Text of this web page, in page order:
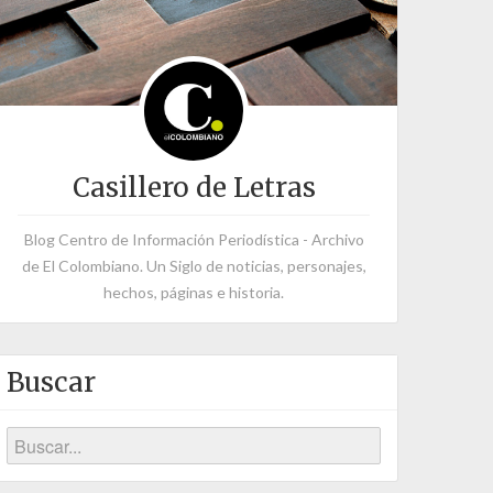
Casillero de Letras
Blog Centro de Información Periodística - Archivo
de El Colombiano. Un Siglo de noticias, personajes,
hechos, páginas e historia.
Buscar